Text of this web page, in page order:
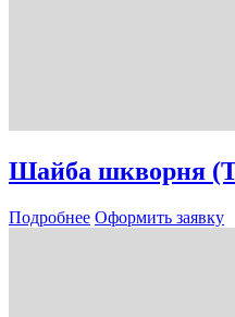
Шайба шкворня
Подробнее Оформить заявку